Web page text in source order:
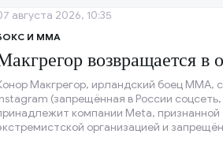
И ММА
возвращается в
Макгрегор, ирландский боец ММА,
(запрещённая в России соцсеть,
компании Meta, признанной
организацией и
августа 2026, 10:35